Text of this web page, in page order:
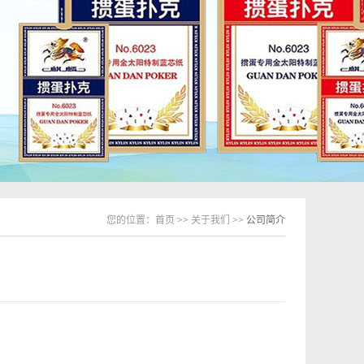
您的位置： 首页 >> 关于我们 >> 公司简介